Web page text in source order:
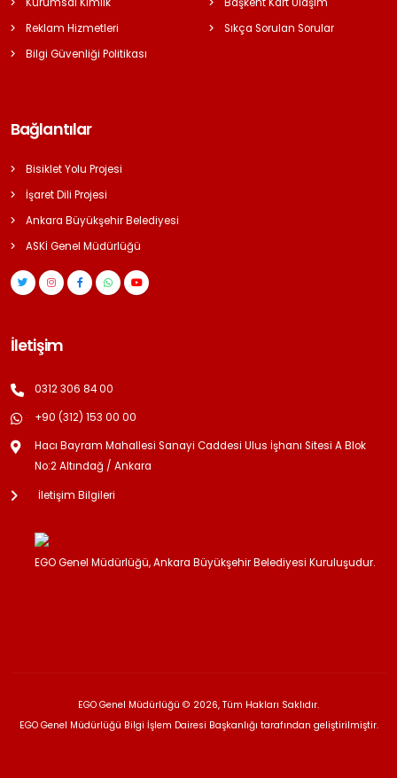
Kurumsal Kimlik
Reklam Hizmetleri
Bilgi Güvenliği Politikası
Başkent Kart Ulaşım
Sıkça Sorulan Sorular
Bağlantılar
Bisiklet Yolu Projesi
İşaret Dili Projesi
Ankara Büyükşehir Belediyesi
ASKİ Genel Müdürlüğü
İletişim
0312 306 84 00
+90 (312) 153 00 00
Hacı Bayram Mahallesi Sanayi Caddesi Ulus İşhanı Sitesi A Blok
No:2 Altındağ / Ankara
İletişim Bilgileri
EGO Genel Müdürlüğü, Ankara Büyükşehir Belediyesi Kuruluşudur.
EGO Genel Müdürlüğü © 2026, Tüm Hakları Saklıdır.
EGO Genel Müdürlüğü Bilgi İşlem Dairesi Başkanlığı tarafından geliştirilmiştir.